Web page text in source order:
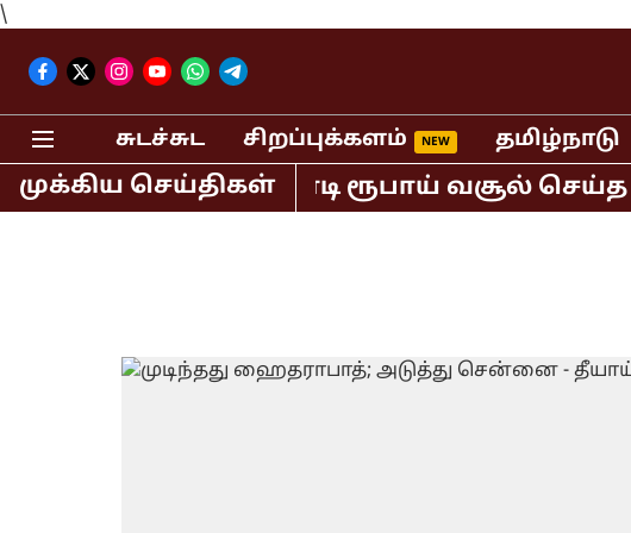
\
சுடச்சுட சிறப்புக்களம் தமிழ்நாடு
முக்கிய செய்திகள்
மட்டும் 400 கோடி ரூபாய் வசூல் செய்த